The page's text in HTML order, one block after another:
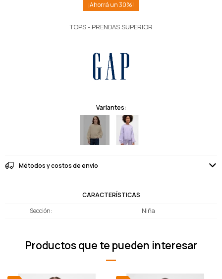
30
TOPS - PRENDAS SUPERIOR
Variantes:
Métodos y costos de envío
CARACTERÍSTICAS
Sección
Niña
Productos que te pueden interesar